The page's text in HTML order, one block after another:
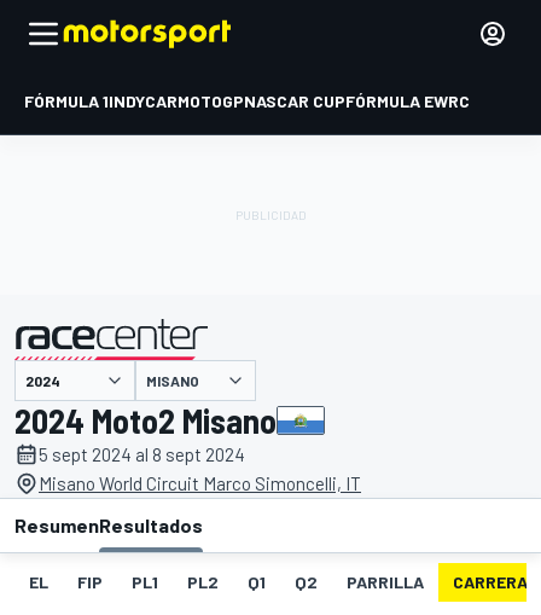
FÓRMULA 1INDYCARMOTOGPNASCAR CUPFÓRMULA EWRC
presentado por MISANO
2024 Moto2 Misano
5 sept 2024 al 8 sept 2024
Misano World Circuit Marco Simoncelli, IT
ResumenResultados
EL FIP PL1 PL2 Q1 Q2 PARRILLA CARRERA